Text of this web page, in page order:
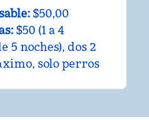
$50,00
$50 (1 a 4
5 noches), dos 2
solo perros